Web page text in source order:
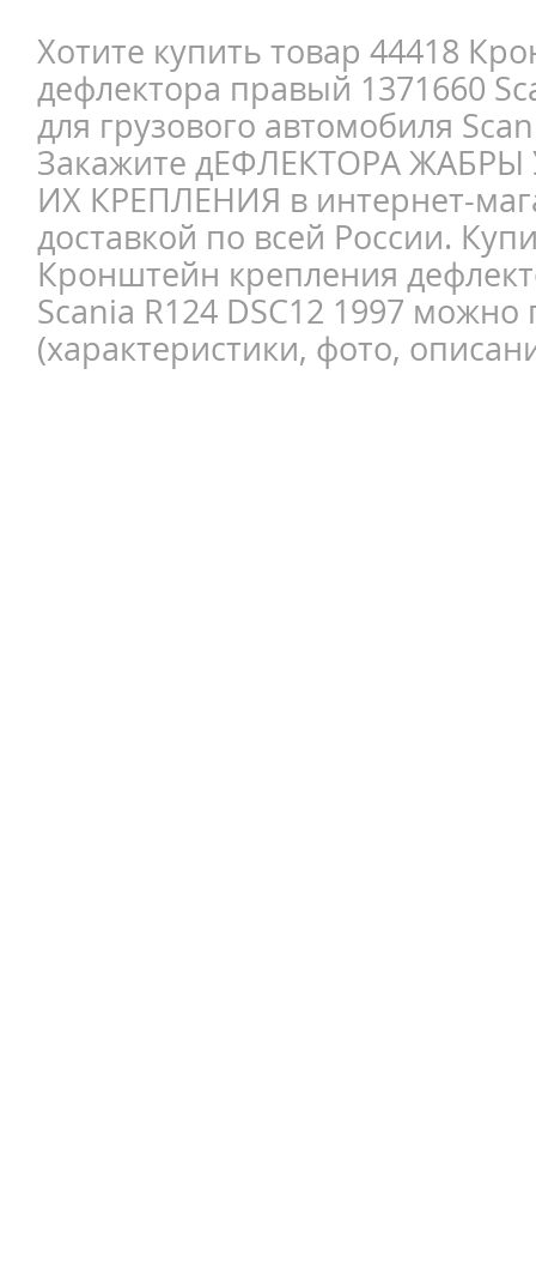
Хотите купить товар 44418
дефлектора правый 1371660
для грузового автомобиля
Закажите дЕФЛЕКТОРА
ИХ КРЕПЛЕНИЯ в интернет-
доставкой по всей России.
Кронштейн крепления
Scania R124 DSC12 1997
(характеристики, фото,